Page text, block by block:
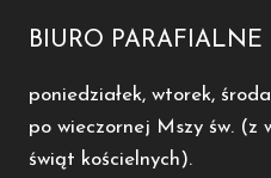
BIURO PARAFIALNE
poniedziałek, wtorek,
po wieczornej Mszy św. (z
świąt kościelnych).